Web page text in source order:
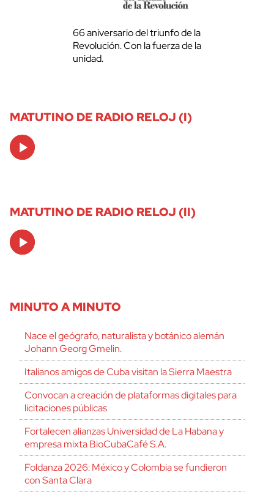
66 aniversario del triunfo de la
Revolución. Con la fuerza de la
unidad.
MATUTINO DE RADIO RELOJ (I)
Audio
Player
MATUTINO DE RADIO RELOJ (II)
Audio
Player
MINUTO A MINUTO
Nace el geógrafo, naturalista y botánico alemán
Johann Georg Gmelin.
Italianos amigos de Cuba visitan la Sierra Maestra
Convocan a creación de plataformas digitales para
licitaciones públicas
Fortalecen alianzas Universidad de La Habana y
empresa mixta BioCubaCafé S.A.
Foldanza 2026: México y Colombia se fundieron
con Santa Clara